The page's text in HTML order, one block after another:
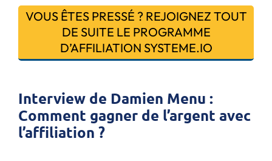
VOUS ÊTES PRESSÉ ? REJOIGNEZ TOUT
DE SUITE LE PROGRAMME
D’AFFILIATION SYSTEME.IO
Interview de Damien Menu :
Comment gagner de l’argent avec
l’affiliation ?